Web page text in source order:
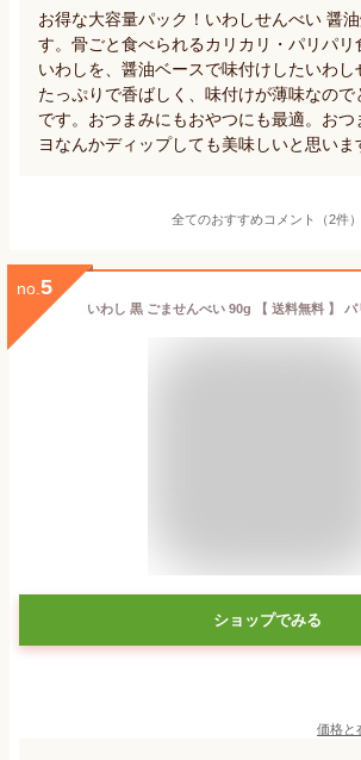
お得な大容量パック！いわしせんべい 醤
す。骨ごと食べられるカリカリ・パリパリ
いわしを、醤油ベースで味付けしたいわし
たっぷりで香ばしく、味付けが薄味なの
です。おつまみにもおやつにも最適。おつ
ヨなんかディップしても美味しいと思いま
全てのおすすめコメント（2件）
no. 5
ショップでみる
価格と